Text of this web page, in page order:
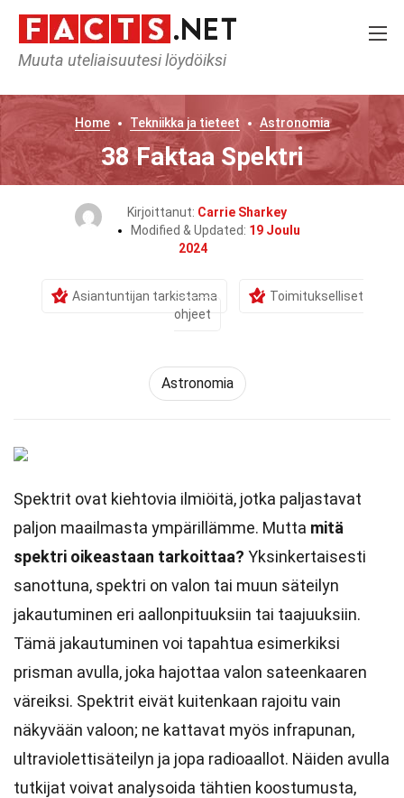
Muuta uteliaisuutesi löydöiksi
Home Tekniikka ja tieteet Astronomia
38 Faktaa Spektri
Kirjoittanut: Carrie Sharkey
Modified & Updated: 19 Joulu
2024
Asiantuntijan tarkistama
Toimitukselliset
ohjeet
Astronomia
Spektrit ovat kiehtovia ilmiöitä, jotka paljastavat
paljon maailmasta ympärillämme. Mutta mitä
spektri oikeastaan tarkoittaa? Yksinkertaisesti
sanottuna, spektri on valon tai muun säteilyn
jakautuminen eri aallonpituuksiin tai taajuuksiin.
Tämä jakautuminen voi tapahtua esimerkiksi
prisman avulla, joka hajottaa valon sateenkaaren
väreiksi. Spektrit eivät kuitenkaan rajoitu vain
näkyvään valoon; ne kattavat myös infrapunan,
ultraviolettisäteilyn ja jopa radioaallot. Näiden avulla
tutkijat voivat analysoida tähtien koostumusta,